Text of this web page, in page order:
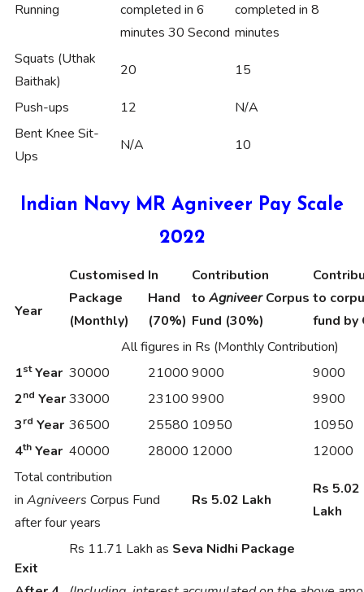
Running
completed in 6
minutes 30 Second
completed in 8
minutes
Squats (Uthak
Baithak)
20 15
Push-ups 12
N/A
Bent Knee Sit-
Ups
N/A 10
Indian Navy MR Agniveer Pay Scale
2022
Year
Customised
Package
(Monthly)
In
Hand
(70%)
Contribution
to AgniveerCorpus
Fund (30%)
to
fund by
All figures in Rs (Monthly Contribution)
1stYear 30000 21000 9000
9000
2nd Year33000 23100 9900
9900
3rd Year 36500 25580 10950
10950
4th Year 40000 28000 12000
12000
Total contribution
in Agniveers Corpus Fund
after four years
Rs 5.02 Lakh
Rs 5.02
Lakh
Exit
Rs 11.71 Lakh as Seva Nidhi Package